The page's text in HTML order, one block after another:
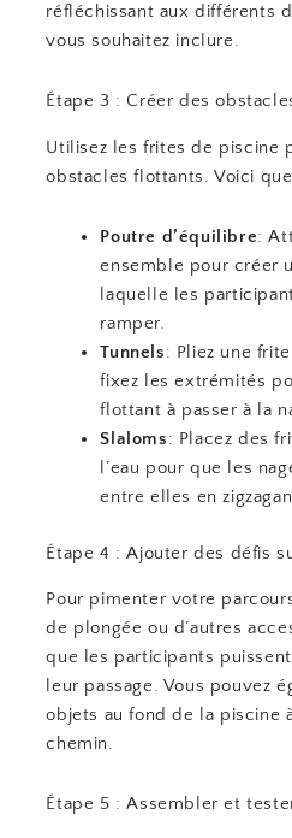
réfléchissant aux différents
vous souhaitez inclure.
Étape 3 : Créer des
Utilisez les frites de piscine
obstacles flottants. Voici
Poutre d’équilibre:
ensemble pour créer
laquelle les
ramper.
Tunnels: Pliez une
fixez les extrémités
flottant à passer à la
Slaloms: Placez des
l’eau pour que les
entre elles en
Étape 4 : Ajouter des défis
Pour pimenter votre
de plongée ou d’autres
que les participants
leur passage. Vous pouvez
objets au fond de la piscine
chemin.
Étape 5 : Assembler et